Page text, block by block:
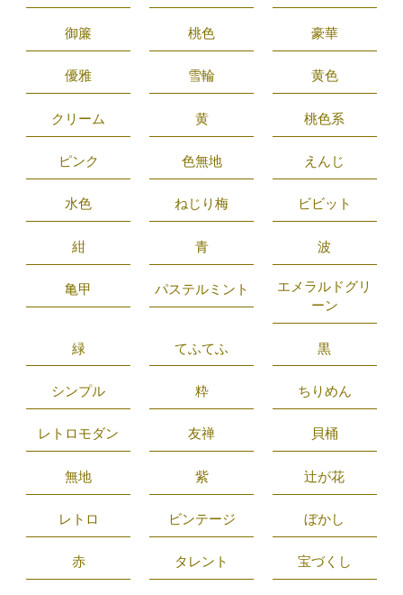
御簾 桃色 豪華
優雅 雪輪 黄色
クリーム 黄 桃色系
ピンク 色無地 えんじ
水色 ねじり梅 ビビット
紺 青 波
亀甲 パステルミント
エメラルドグリ
ーン
緑 てふてふ 黒
シンプル 粋 ちりめん
レトロモダン 友禅 貝桶
無地 紫 辻が花
レトロ ビンテージ ぼかし
赤 タレント 宝づくし